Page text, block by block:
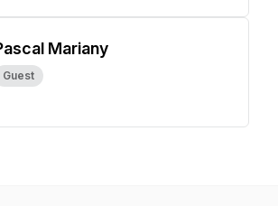
Mariany
Guest